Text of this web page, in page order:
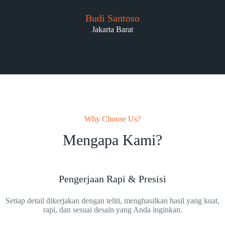
Budi Santoso
Jakarta Barat
Why Choose Us?
Mengapa Kami?
Pengerjaan Rapi & Presisi
Setiap detail dikerjakan dengan teliti, menghasilkan hasil yang kuat,
rapi, dan sesuai desain yang Anda inginkan.